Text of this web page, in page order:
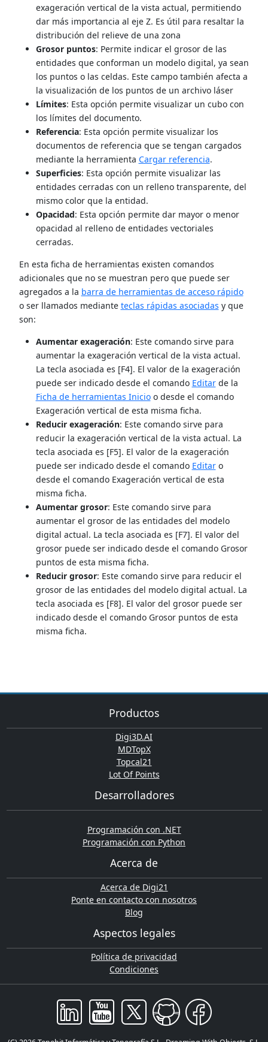
exageración vertical de la vista actual, permitiendo
dar más importancia al eje Z. Es útil para resaltar la
distribución del relieve de una zona
Grosor puntos: Permite indicar el grosor de las
entidades que conforman un modelo digital, ya sean
los puntos o las celdas. Este campo también afecta a
la visualización de los puntos de un archivo láser
Límites: Esta opción permite visualizar un cubo con
los límites del documento.
Referencia: Esta opción permite visualizar los
documentos de referencia que se tengan cargados
mediante la herramienta Cargar referencia.
Superficies: Esta opción permite visualizar las
entidades cerradas con un relleno transparente, del
mismo color que la entidad.
Opacidad: Esta opción permite dar mayor o menor
opacidad al relleno de entidades vectoriales
cerradas.
En esta ficha de herramientas existen comandos
adicionales que no se muestran pero que puede ser
agregados a la barra de herramientas de acceso rápido
o ser llamados mediante teclas rápidas asociadas y que
son:
Aumentar exageración: Este comando sirve para
aumentar la exageración vertical de la vista actual.
La tecla asociada es [F4]. El valor de la exageración
puede ser indicado desde el comando Editarde la
Ficha de herramientas Inicioo desde el comando
Exageración vertical de esta misma ficha.
Reducir exageración: Este comando sirve para
reducir la exageración vertical de la vista actual. La
tecla asociada es [F5]. El valor de la exageración
puede ser indicado desde el comando Editaro
desde el comando Exageración vertical de esta
misma ficha.
Aumentar grosor: Este comando sirve para
aumentar el grosor de las entidades del modelo
digital actual. La tecla asociada es [F7]. El valor del
grosor puede ser indicado desde el comando Grosor
puntos de esta misma ficha.
Reducir grosor: Este comando sirve para reducir el
grosor de las entidades del modelo digital actual. La
tecla asociada es [F8]. El valor del grosor puede ser
indicado desde el comando Grosor puntos de esta
misma ficha.
Productos
Digi3D.AI
MDTopX
Topcal21
Lot Of Points
Desarrolladores
Programación con .NET
Programación con Python
Acerca de
Acerca de Digi21
Ponte en contacto con nosotros
Blog
Aspectos legales
Política de privacidad
Condiciones